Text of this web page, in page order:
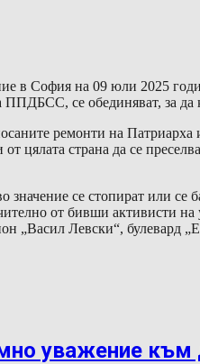
в София на 09 юли 2025
ППДБСС, се обединяват, за да
ремонти на
цялата страна да се
значение се стопират или
от бивши активисти
„Васил Левски“, булевард
уважение към